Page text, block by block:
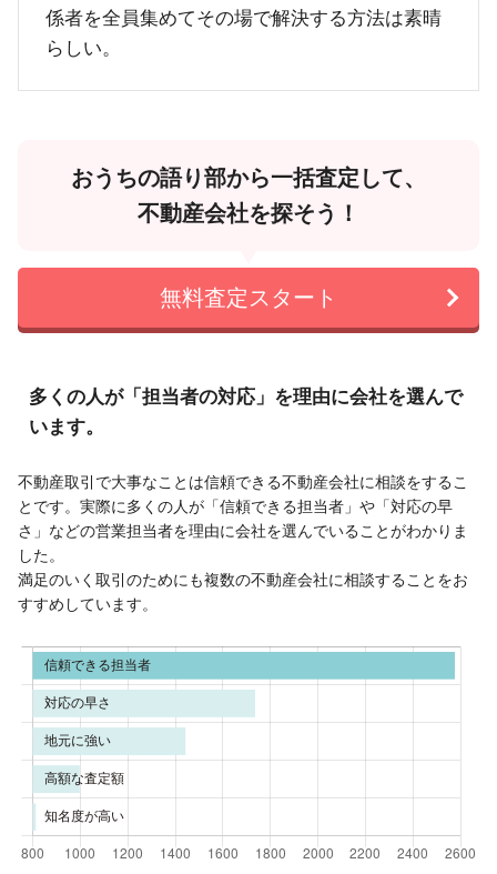
係者を全員集めてその場で解決する方法は素晴
らしい。
おうちの語り部から一括査定して、
不動産会社を探そう！
無料査定スタート
多くの人が「担当者の対応」を理由に会社を選んで
います。
不動産取引で大事なことは信頼できる不動産会社に相談をするこ
とです。実際に多くの人が「信頼できる担当者」や「対応の早
さ」などの営業担当者を理由に会社を選んでいることがわかりま
した。
満足のいく取引のためにも複数の不動産会社に相談することをお
すすめしています。